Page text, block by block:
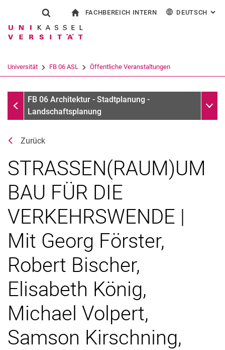
Springe direkt zu: Inhalt
Springe direkt zu: Suche
Springe direkt zu:
Suchformular
Suchbegriff
Suchen (öffnet externen Link in einem
FACHBEREICH INTERN DEUTSCH :
Universität FB 06 ASL Öffentliche Veranstaltungen
Öffentliche Veranstaltungen
FB 06 Architektur - Stadtplanung -
Landschaftsplanung
Rundgang
Tag der Forschung
Zurück
STRASSEN(RAUM)UM
BAU FÜR DIE
VERKEHRSWENDE |
Mit Georg Förster,
Robert Bischer,
Elisabeth König,
Michael Volpert,
Samson Kirschning,